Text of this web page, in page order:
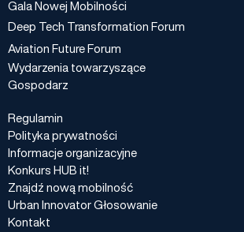
Gala Nowej Mobilności
Deep Tech Transformation Forum
Aviation Future Forum
Wydarzenia towarzyszące
Gospodarz
Regulamin
Polityka prywatności
Informacje organizacyjne
Konkurs HUB it!
Znajdź nową mobilność
Urban Innovator Głosowanie
Kontakt